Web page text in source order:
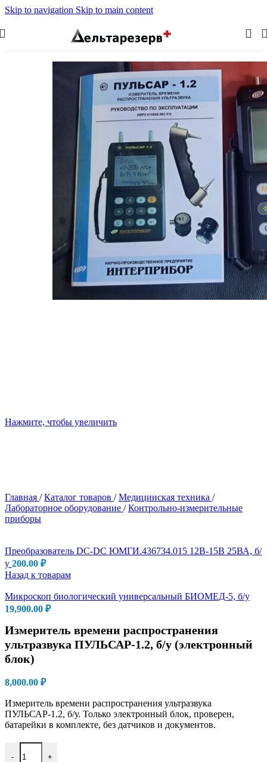
Skip to navigation Skip to main content
Нажмите, чтобы увеличить
Главная / Каталог товаров / Медицинская техника /
Лабораторное оборудование / Контрольно-измерительные
приборы
Преобразователь DC-DC ЮМГИ.436734.015 12В-15В 25ВА, б/
у 200.00 ₽
Назад к товарам
Микроскоп биологический универсальный БИОМЕД-5, б/у
19,900.00 ₽
Измеритель времени распространения
ультразвука ПУЛЬСАР-1.2, б/у (электронный
блок)
8,000.00 ₽
Измеритель времени распространения ультразвука
ПУЛЬСАР-1.2, б/у. Только электронный блок, проверен,
батарейки в комплекте, без датчиков и документов.
-
Количество товара Измеритель времени распространения
+